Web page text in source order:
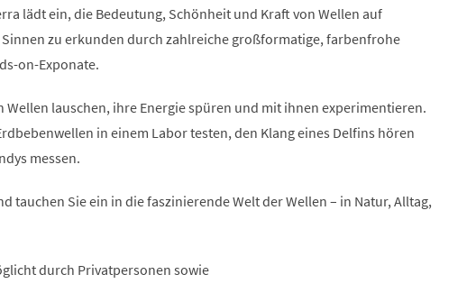
lädt ein, die Bedeutung, Schönheit und Kraft von Wellen auf
zu erkunden durch zahlreiche großformatige, farbenfrohe
on-Exponate.
Wellen lauschen, ihre Energie spüren und mit ihnen experimentieren.
in einem Labor testen, den Klang eines Delfins hören
messen.
tauchen Sie ein in die faszinierende Welt der Wellen – in Natur, Alltag,
durch Privatpersonen sowie